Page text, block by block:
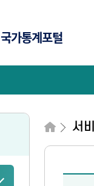
국가통계포털
서